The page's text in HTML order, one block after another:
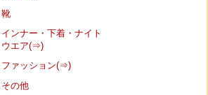
靴
インナー・下着・ナイト
ウエア(⇒)
ファッション(⇒)
その他